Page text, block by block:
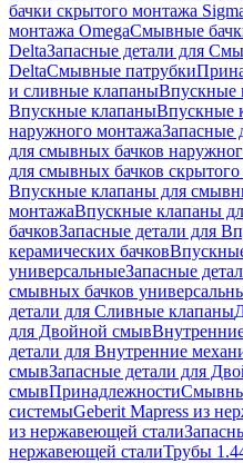
бачки скрытого монтажа
монтажа OmegaСмывные
DeltaЗапасные детали для
DeltaСмывные патрубки
и сливные клапаныВпускные
Впускные клапаныВпускные
наружного монтажаЗапасные
для смывных бачков
для смывных бачков
Впускные клапаны для
монтажаВпускные клапаны
бачковЗапасные детали для
керамических бачков
универсальныеЗапасные
смывных бачков
детали для Сливные клапаны
для Двойной смыв
детали для Внутренние
смывЗапасные детали для
смывПринадлежности
системыGeberit Mapress из
из нержавеющей стали
нержавеющей сталиТрубы